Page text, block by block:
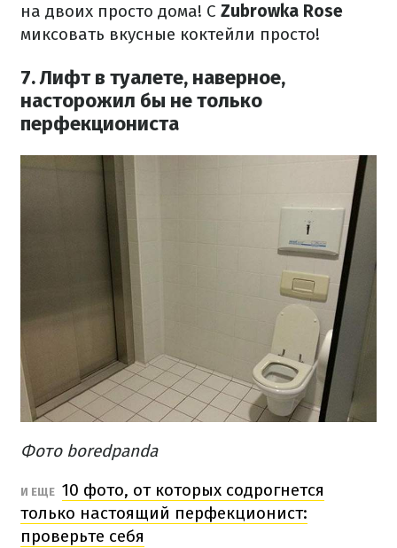
на двоих просто дома! С Zubrowka Rose
миксовать вкусные коктейли просто!
7. Лифт в туалете, наверное,
насторожил бы не только
перфекциониста
Фото boredpanda
И ЕЩЕ 10 фото, от которых содрогнется
только настоящий перфекционист:
проверьте себя